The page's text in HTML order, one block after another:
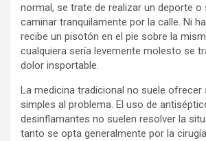
normal, se trate de realizar un deporte o
caminar tranquilamente por la calle. Ni
recibe un pisotón en el pie sobre la
cualquiera sería levemente molesto se
dolor insportable.
La medicina tradicional no suele ofrecer
simples al problema. El uso de
desinflamantes no suelen resolver la
tanto se opta generalmente por la